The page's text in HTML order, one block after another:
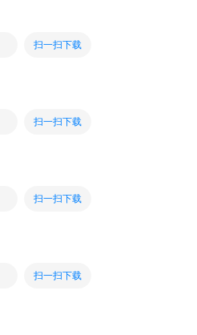
扫一扫下载
扫一扫下载
扫一扫下载
扫一扫下载